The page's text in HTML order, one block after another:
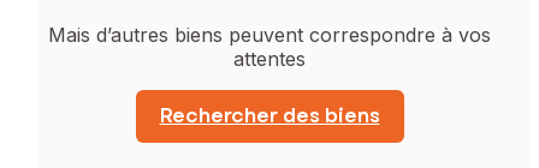
Mais d’autres biens peuvent correspondre à vos
attentes
Rechercher des biens